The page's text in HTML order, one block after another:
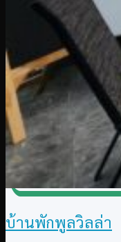
บ้านพักพูลวิลล่า